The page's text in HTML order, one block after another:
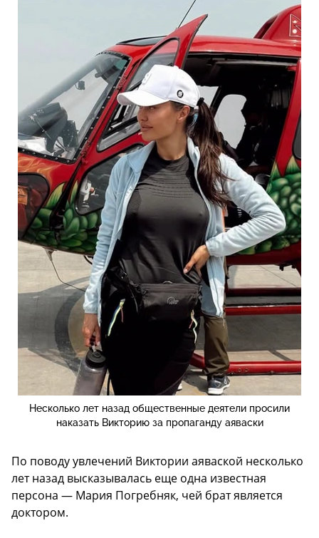
Несколько лет назад общественные деятели просили
наказать Викторию за пропаганду аяваски
По поводу увлечений Виктории аяваской несколько
лет назад высказывалась еще одна известная
персона — Мария Погребняк, чей брат является
доктором.